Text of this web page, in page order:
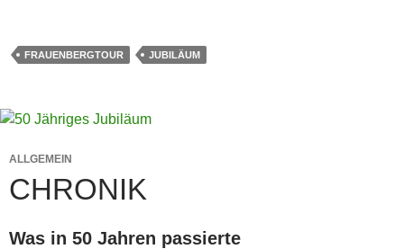
FRAUENBERGTOUR JUBILÄUM
ALLGEMEIN
CHRONIK
Was in 50 Jahren passierte